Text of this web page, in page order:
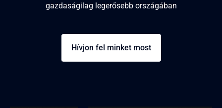
gazdaságilag legerősebb országában
Hívjon fel minket most